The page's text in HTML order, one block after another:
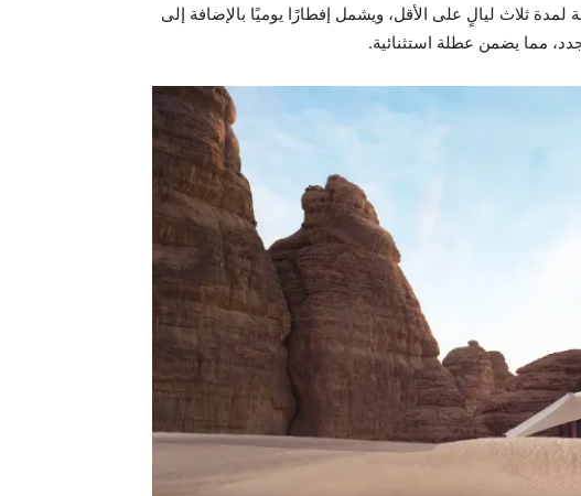
خصمًا يصل إلى 20% عند الإقامة لمدة ثلاث ليالٍ على الأقل، ويشمل إفطارًا يوميًا بالإضافة إلى
مما يضمن عطلة استثنائية.